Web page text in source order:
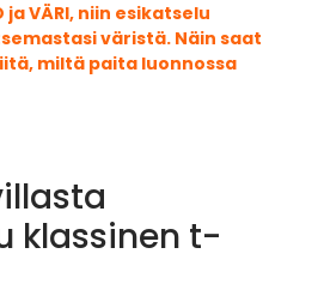
ja VÄRI, niin esikatselu
väristä. Näin saat
miltä paita luonnossa
klassinen t-